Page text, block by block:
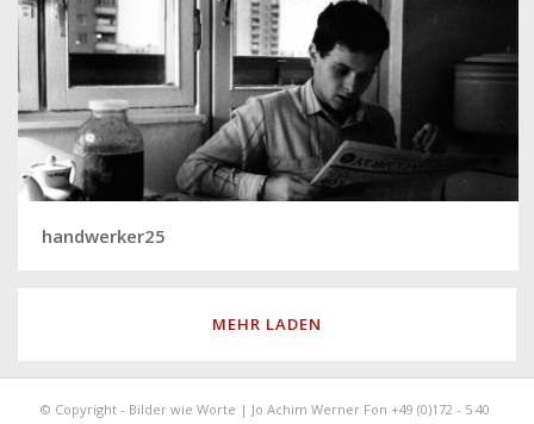
handwerker25
MEHR LADEN
© Copyright - Bilder wie Worte | Jo Achim Werner Fon +49 (0)172 - 5 40